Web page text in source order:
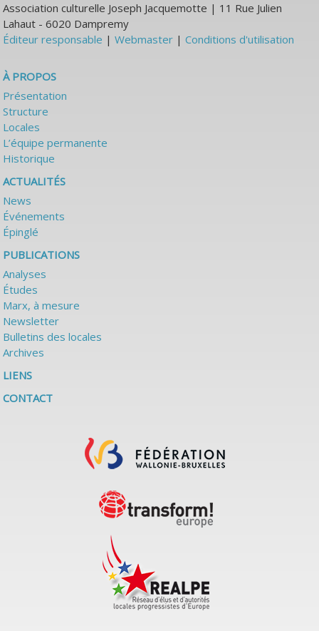
Association culturelle Joseph Jacquemotte | 11 Rue Julien
Lahaut - 6020 Dampremy
Éditeur responsable |Webmaster |Conditions d'utilisation
À PROPOS
Présentation
Structure
Locales
L’équipe permanente
Historique
ACTUALITÉS
News
Événements
Épinglé
PUBLICATIONS
Analyses
Études
Marx, à mesure
Newsletter
Bulletins des locales
Archives
LIENS
CONTACT